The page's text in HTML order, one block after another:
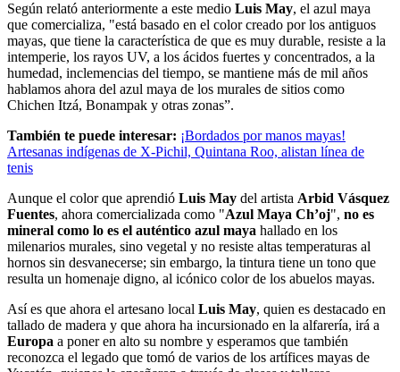
Según relató anteriormente a este medio Luis May, el azul maya
que comercializa, "está basado en el color creado por los antiguos
mayas, que tiene la característica de que es muy durable, resiste a la
intemperie, los rayos UV, a los ácidos fuertes y concentrados, a la
humedad, inclemencias del tiempo, se mantiene más de mil años
hablamos ahora del azul maya de los murales de sitios como
Chichen Itzá, Bonampak y otras zonas”.
También te puede interesar: ¡Bordados por manos mayas!
Artesanas indígenas de X-Pichil, Quintana Roo, alistan línea de
tenis
Aunque el color que aprendió Luis May del artista Arbid Vásquez
Fuentes, ahora comercializada como "Azul Maya Ch’oj", no es
mineral como lo es el auténtico azul maya hallado en los
milenarios murales, sino vegetal y no resiste altas temperaturas al
hornos sin desvanecerse; sin embargo, la tintura tiene un tono que
resulta un homenaje digno, al icónico color de los abuelos mayas.
Así es que ahora el artesano local Luis May, quien es destacado en
tallado de madera y que ahora ha incursionado en la alfarería, irá a
Europa a poner en alto su nombre y esperamos que también
reconozca el legado que tomó de varios de los artífices mayas de